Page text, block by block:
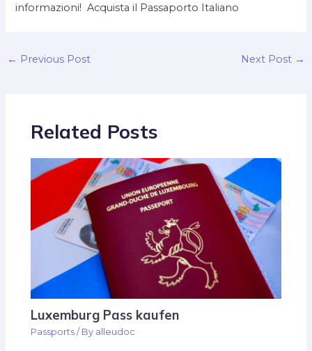
informazioni! Acquista il Passaporto Italiano
← Previous Post Next Post →
Related Posts
Luxemburg Pass kaufen
Passports / By alleudoc